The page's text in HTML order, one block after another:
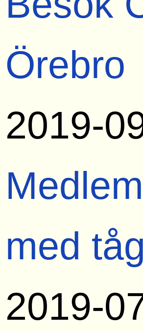
Örebro
2019-
med tåg
2019-